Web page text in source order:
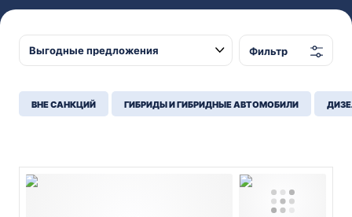
Фильтр
ВНЕ САНКЦИЙ ГИБРИДЫ И ГИБРИДНЫЕ АВТОМОБИЛИ